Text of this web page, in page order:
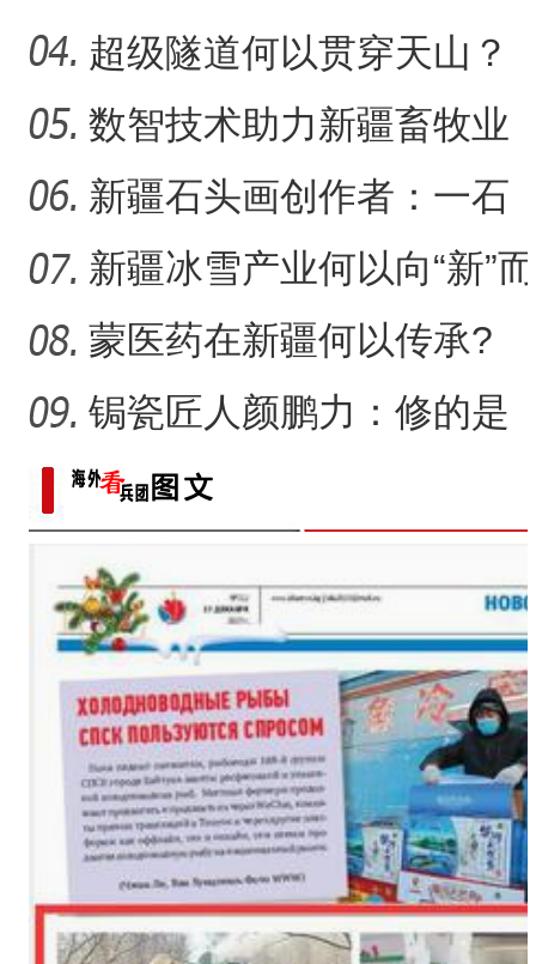
扬？
超级隧道何以贯穿天山？
数智技术助力新疆畜牧业
走“新”路
新疆石头画创作者：一石
一画乐在其中
新疆冰雪产业何以向“新”而
行？
蒙医药在新疆何以传承?
锔瓷匠人颜鹏力：修的是
瓷，也是“情”